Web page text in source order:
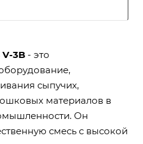
3B - это
сыпучих,
материалов в
Он
смесь с высокой